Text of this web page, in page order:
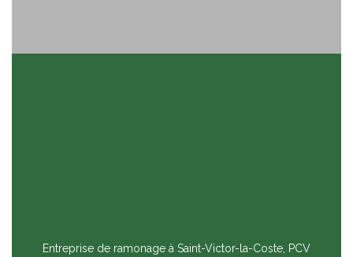
Entreprise de ramonage à Saint-Victor-la-Coste, PCV